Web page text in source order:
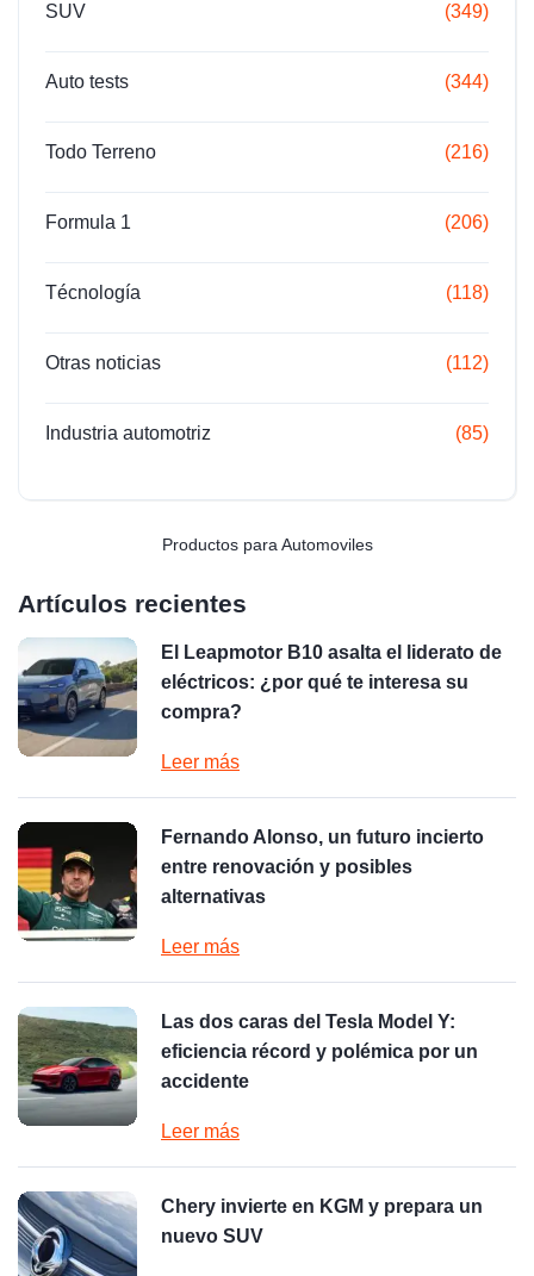
SUV (349)
Auto tests (344)
Todo Terreno (216)
Formula 1 (206)
Técnología (118)
Otras noticias (112)
Industria automotriz (85)
Productos para Automoviles
Artículos recientes
El Leapmotor B10 asalta el liderato de
eléctricos: ¿por qué te interesa su
compra?
Leer más
Fernando Alonso, un futuro incierto
entre renovación y posibles
alternativas
Leer más
Las dos caras del Tesla Model Y:
eficiencia récord y polémica por un
accidente
Leer más
Chery invierte en KGM y prepara un
nuevo SUV